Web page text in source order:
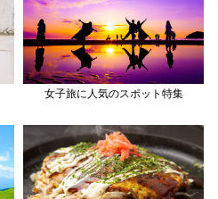
女子旅に人気のスポット特集